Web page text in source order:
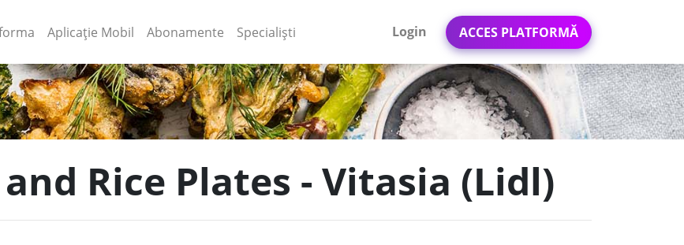
(current)
Aplicație Mobil (current)
Abonamente Specialiști Login ACCES PLATFORMĂ
Rice Plates - Vitasia (Lidl)